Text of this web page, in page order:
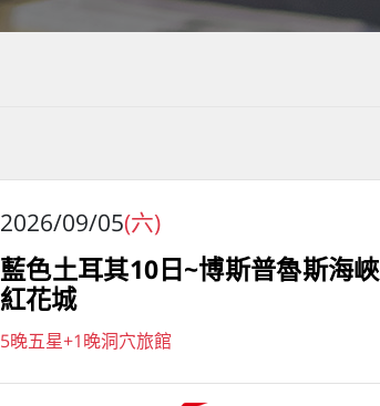
2026/09/05(六)
藍色土耳其10日~博斯普魯斯海
紅花城
5晚五星+1晚洞穴旅館